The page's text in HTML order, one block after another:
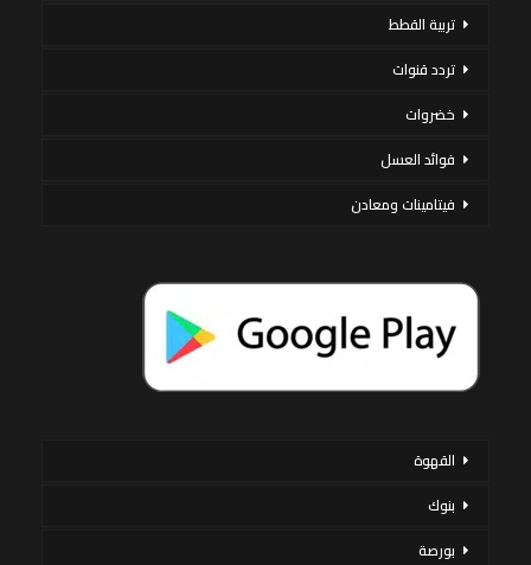
تربية القطط
تردد قنوات
خضروات
فوائد العسل
فيتامينات ومعادن
القهوة
بنوك
بورصة